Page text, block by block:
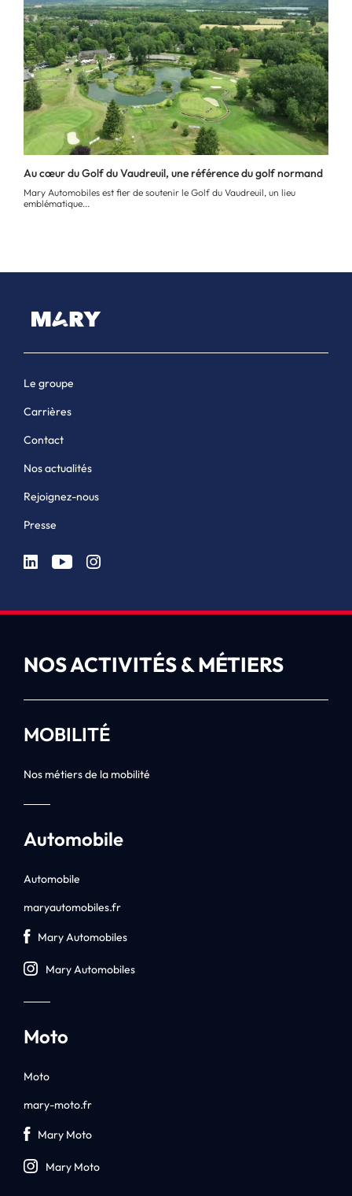
Au cœur du Golf du Vaudreuil, une référence du golf normand
Mary Automobiles est fier de soutenir le Golf du Vaudreuil, un lieu
emblématique...
Le groupe
Carrières
Contact
Nos actualités
Rejoignez-nous
Presse
NOS ACTIVITÉS & MÉTIERS
MOBILITÉ
Nos métiers de la mobilité
Automobile
Automobile
maryautomobiles.fr
Mary Automobiles
Mary Automobiles
Moto
Moto
mary-moto.fr
Mary Moto
Mary Moto